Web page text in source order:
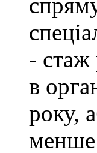
- стаж
в
року,
менше